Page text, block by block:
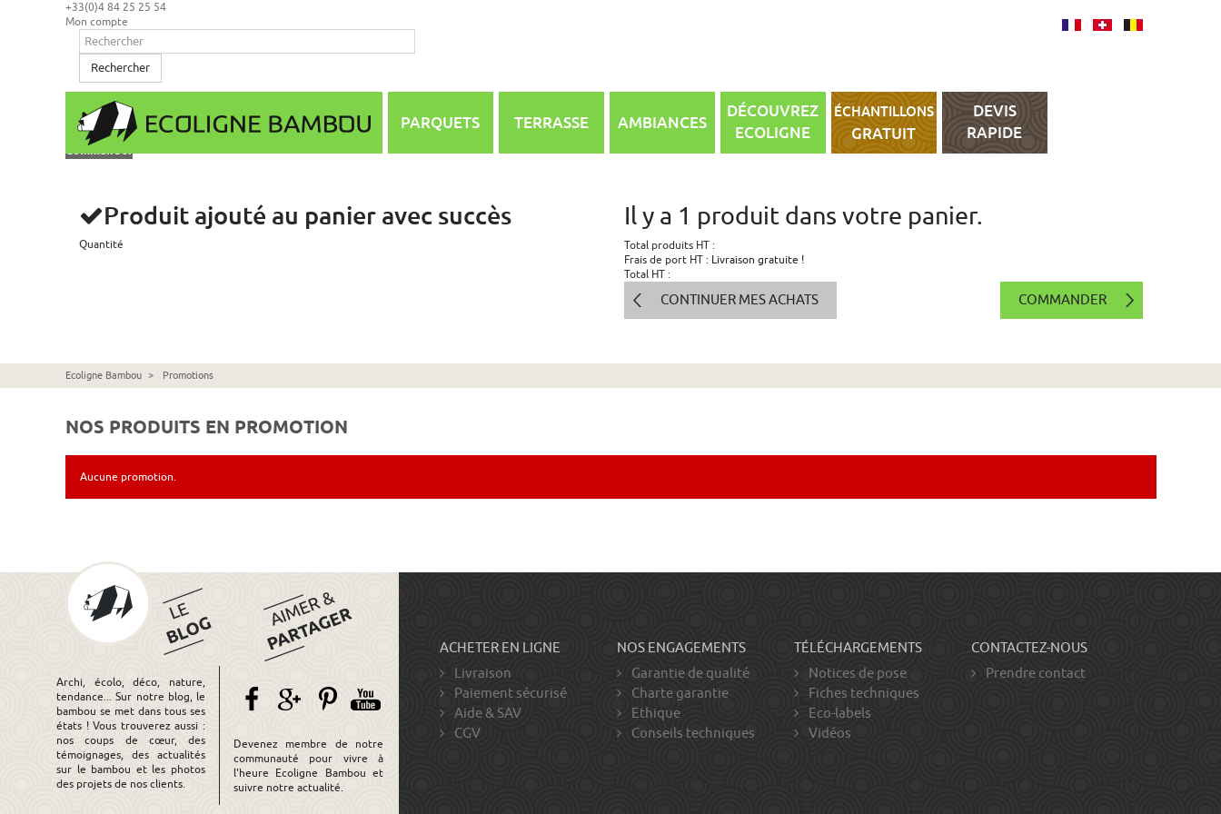
+33(0)4 84 25 25 54
Mon compte
Rechercher
Mon panier
Aucun produit
0,00 € Total
Commander
Produit ajouté au panier avec succès
Quantité
Il y a 1 produit dans votre panier.
Total produits HT :
Frais de port HT : Livraison gratuite !
Total HT :
CONTINUER MES ACHATS COMMANDER
PARQUETS TERRASSE AMBIANCES
DÉCOUVREZ
ECOLIGNE
ÉCHANTILLONS
GRATUIT
DEVIS
RAPIDE
Ecoligne Bambou > Promotions
NOS PRODUITS EN PROMOTION
Aucune promotion.
Archi, écolo, déco, nature,
tendance... Sur notre blog, le
bambou se met dans tous ses
états ! Vous trouverez aussi :
nos coups de cœur, des
témoignages, des actualités
sur le bambou et les photos
des projets de nos clients.
Devenez membre de notre
communauté pour vivre à
l'heure Ecoligne Bambou et
suivre notre actualité.
ACHETER EN LIGNE
Livraison
Paiement sécurisé
Aide & SAV
CGV
NOS ENGAGEMENTS
Garantie de qualité
Charte garantie
Ethique
Conseils techniques
TÉLÉCHARGEMENTS
Notices de pose
Fiches techniques
Eco-labels
Vidéos
CONTACTEZ-NOUS
Prendre contact